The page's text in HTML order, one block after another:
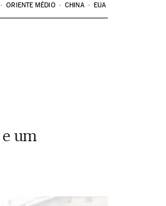
ORIENTE MÉDIO CHINA EUA
um